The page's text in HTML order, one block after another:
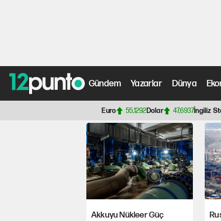
Gündem Yazarlar Dünya
Euro 55,1292Dolar 47,6937İngiliz
Anasayfa> Akkuyu Nükleer Santrali' Haberleri, Son
Rusya'dan dikkat
Satışı
Akkuyu Nükleer Güç